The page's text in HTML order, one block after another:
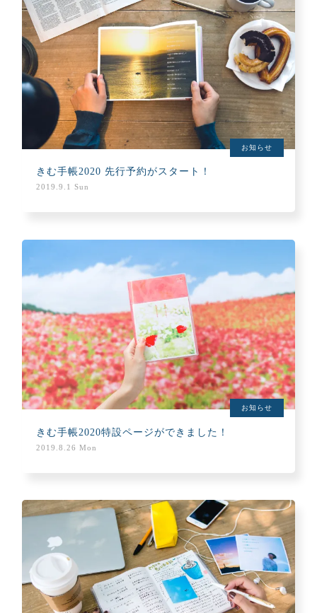
お知らせ
きむ手帳2020 先行予約がスタート！
2019.9.1 Sun
お知らせ
きむ手帳2020特設ページができました！
2019.8.26 Mon